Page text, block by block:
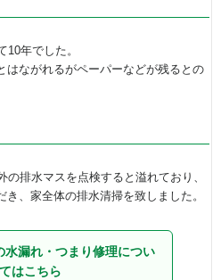
年でした。
はながれるがペーパーなどが残るとの
の排水マスを点検すると溢れており、
、家全体の排水清掃を致しました。
水漏れ・つまり修理につい
てはこちら